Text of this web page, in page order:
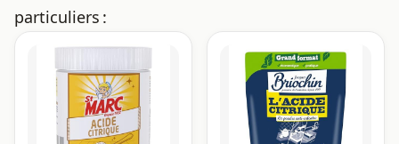
particuliers :